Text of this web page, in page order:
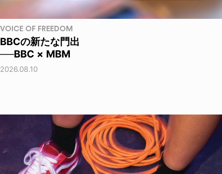
VOICE OF FREEDOM
BBCの新たな門出
──BBC × MBM
2026.08.10